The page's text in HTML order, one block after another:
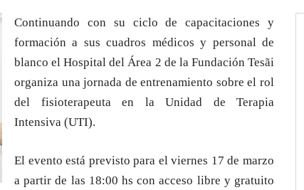
Continuando con su ciclo de capacitaciones y
formación a sus cuadros médicos y personal de
blanco el Hospital del Área 2 de la Fundación Tesãi
organiza una jornada de entrenamiento sobre el rol
del fisioterapeuta en la Unidad de Terapia
Intensiva (UTI).
El evento está previsto para el viernes 17 de marzo
a partir de las 18:00 hs con acceso libre y gratuito